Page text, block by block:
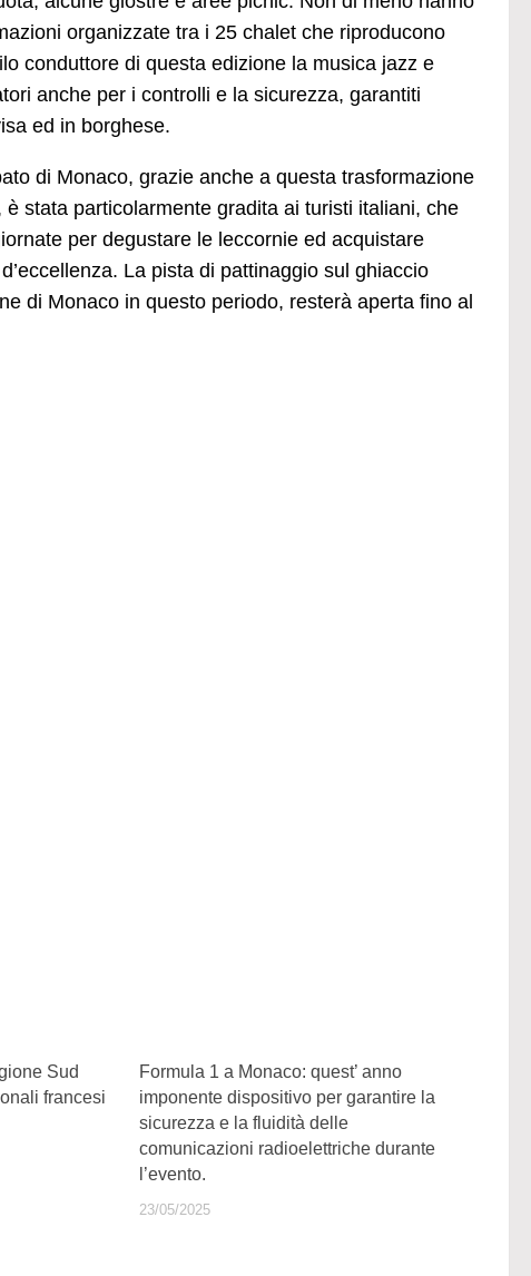
organizzate tra i 25 chalet che riproducono
conduttore di questa edizione la musica jazz e
anche per i controlli e la sicurezza, garantiti
ed in borghese.
di Monaco, grazie anche a questa trasformazione
stata particolarmente gradita ai turisti italiani, che
per degustare le leccornie ed acquistare
La pista di pattinaggio sul ghiaccio
di Monaco in questo periodo, resterà aperta fino al
Sud
francesi
Formula 1 a Monaco: quest’ anno
imponente dispositivo per garantire la
sicurezza e la fluidità delle
comunicazioni radioelettriche durante
l’evento.
23/05/2025